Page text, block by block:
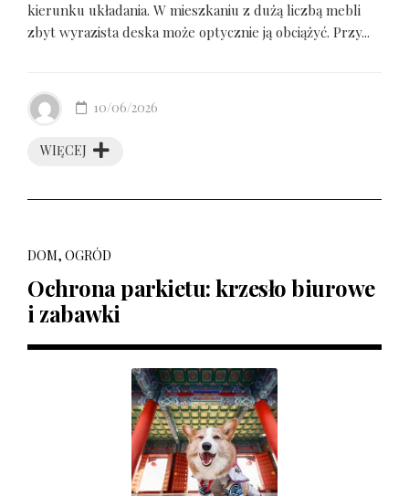
kierunku układania. W mieszkaniu z dużą liczbą mebli
zbyt wyrazista deska może optycznie ją obciążyć. Przy...
WIĘCEJ
10/06/2026
DOM, OGRÓD
Ochrona parkietu: krzesło biurowe
i zabawki